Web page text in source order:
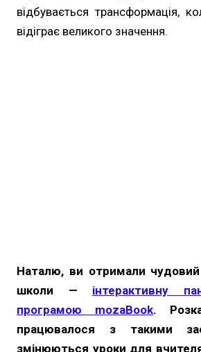
відбувається трансформація,
відіграє великого значення.
Наталю, ви отримали
школи — інтерактивну
програмою mozaBook.
працювалося з такими
змінюються уроки для